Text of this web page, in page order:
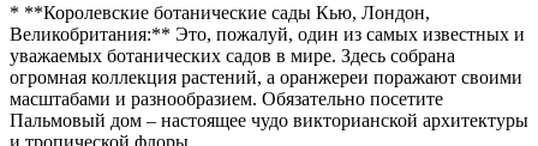
* **Королевские ботанические сады Кью, Лондон,
Великобритания:** Это, пожалуй, один из самых известных и
уважаемых ботанических садов в мире. Здесь собрана
огромная коллекция растений, а оранжереи поражают своими
масштабами и разнообразием. Обязательно посетите
Пальмовый дом – настоящее чудо викторианской архитектуры
и тропической флоры.